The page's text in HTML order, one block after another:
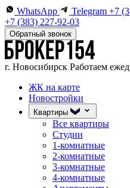
WhatsApp Telegram +7
+7 (383) 227-92-03
Обратный звонок
г. Новосибирск Работаем
ЖК на карте
Новостройки
Квартиры
Все квартиры
Студии
1-комнатные
2-комнатные
3-комнатные
4-комнатные